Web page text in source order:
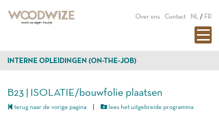
Over ons Contact NL / FR
INTERNE OPLEIDINGEN (ON-THE-JOB)
B23 | ISOLATIE/bouwfolie plaatsen
terug naar de vorige pagina lees het uitgebreide programma